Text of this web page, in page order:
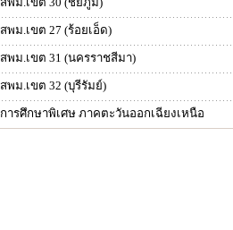
สพม.เขต 27 (ร้อยเอ็ด)
สพม.เขต 31 (นครราชสีมา)
สพม.เขต 32 (บุรีรัมย์)
การศึกษาพิเศษ ภาคตะวันออกเฉียงเหนือ